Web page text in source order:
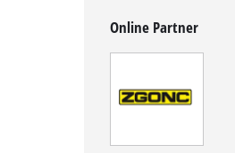
Online Partner